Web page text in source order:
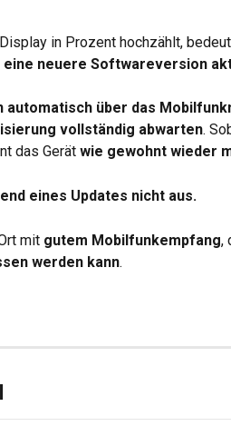
in Prozent hochzählt,
eine neuere Softwareversion
automatisch über das
vollständig abwarten.
das Gerät wie gewohnt wieder
eines Updates nicht aus.
mit gutem Mobilfunkempfang,
werden kann.